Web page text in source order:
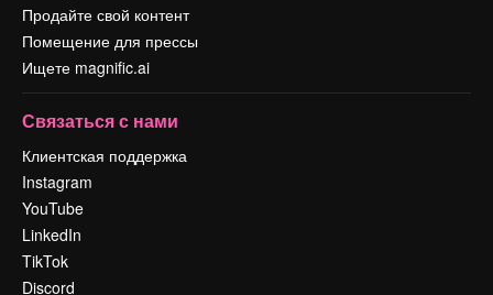
Продайте свой контент
Помещение для прессы
Ищете magnific.ai
Связаться с нами
Клиентская поддержка
Instagram
YouTube
LinkedIn
TikTok
Discord